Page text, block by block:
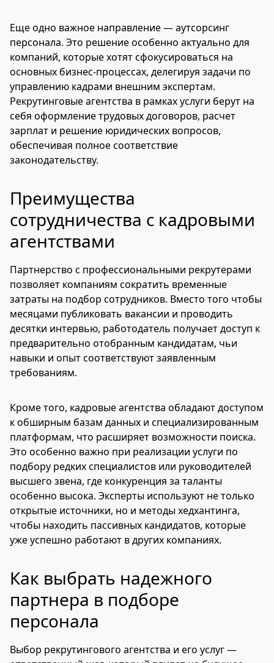
Еще одно важное направление — аутсорсинг
персонала. Это решение особенно актуально для
компаний, которые хотят сфокусироваться на
основных бизнес-процессах, делегируя задачи по
управлению кадрами внешним экспертам.
Рекрутинговые агентства в рамках услуги берут на
себя оформление трудовых договоров, расчет
зарплат и решение юридических вопросов,
обеспечивая полное соответствие
законодательству.
Преимущества
сотрудничества с кадровыми
агентствами
Партнерство с профессиональными рекрутерами
позволяет компаниям сократить временные
затраты на подбор сотрудников. Вместо того чтобы
месяцами публиковать вакансии и проводить
десятки интервью, работодатель получает доступ к
предварительно отобранным кандидатам, чьи
навыки и опыт соответствуют заявленным
требованиям.
Кроме того, кадровые агентства обладают доступом
к обширным базам данных и специализированным
платформам, что расширяет возможности поиска.
Это особенно важно при реализации услуги по
подбору редких специалистов или руководителей
высшего звена, где конкуренция за таланты
особенно высока. Эксперты используют не только
открытые источники, но и методы хедхантинга,
чтобы находить пассивных кандидатов, которые
уже успешно работают в других компаниях.
Как выбрать надежного
партнера в подборе
персонала
Выбор рекрутингового агентства и его услуг —